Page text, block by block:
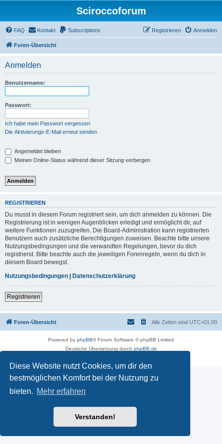
Diese Website nutzt Cookies, um dir den
bestmöglichen Komfort bei der Nutzung zu
bieten. Mehr erfahren
Verstanden!
Sciroccoforum
FAQ Kontakt Subscriptions Anmelden
Registrieren
Foren-Übersicht
Anmelden
Benutzername:
Passwort:
Ich habe mein Passwort vergessen
Die Aktivierungs-E-Mail erneut senden
Angemeldet bleiben
Meinen Online-Status während dieser Sitzung verbergen
REGISTRIEREN
Du musst in diesem Forum registriert sein, um dich anmelden zu können. Die
Registrierung ist in wenigen Augenblicken erledigt und ermöglicht dir, auf
weitere Funktionen zuzugreifen. Die Board-Administration kann registrierten
Benutzern auch zusätzliche Berechtigungen zuweisen. Beachte bitte unsere
Nutzungsbedingungen und die verwandten Regelungen, bevor du dich
registrierst. Bitte beachte auch die jeweiligen Forenregeln, wenn du dich in
diesem Board bewegst.
Nutzungsbedingungen | Datenschutzerklärung
Registrieren
Foren-Übersicht Alle Zeiten sind UTC+01:00
Powered by phpBB® Forum Software © phpBB Limited
Deutsche Übersetzung durch phpBB.de